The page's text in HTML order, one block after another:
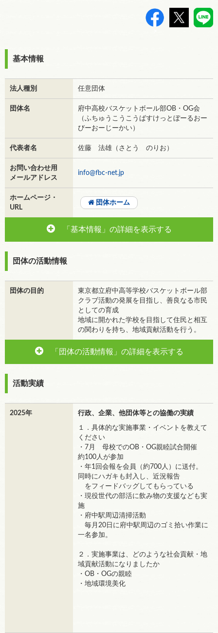
基本情報
法人種別 任意団体
団体名
府中高校バスケットボール部OB・OG会
（ふちゅうこうこうばすけっとぼーるおー
びーおーじーかい）
代表者名 佐藤 法雄（さとう のりお）
お問い合わせ用
メールアドレス
info@fbc-net.jp
ホームページ・
URL
団体ホーム
「基本情報」の詳細を表示する
団体の活動情報
団体の目的
東京都立府中高等学校バスケットボール部
クラブ活動の発展を目指し、善良なる市民
としての育成
地域に開かれた学校を目指して住民と相互
の関わりを持ち、地域貢献活動を行う。
「団体の活動情報」の詳細を表示する
活動実績
2025年 行政、企業、他団体等との協働の実績
１．具体的な実施事業・イベントを教えて
ください
・7月 母校でのOB・OG親睦試合開催
約100人が参加
・年1回会報を会員（約700人）に送付。
同時にハガキも封入し、近況報告
をフィードバッグしてもらっている
・現役世代の部活に飲み物の支援なども実
施
・府中駅周辺清掃活動
毎月20日に府中駅周辺のゴミ拾い作業に
一名参加。
２．実施事業は、どのような社会貢献・地
域貢献活動になりましたか
・OB・OGの親睦
・地域環境美化